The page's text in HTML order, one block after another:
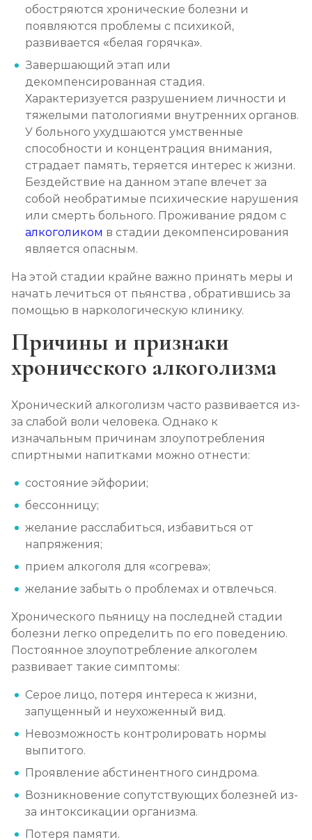
Лечение алкоголизма в стационаре (сутки)
Лечение пивного алкоголизма
от 2 500 ₽ Записаться
Лечение винного алкоголизма
от 2 500 ₽ Записаться
Лечение подросткового алкоголизма
Записаться
Социализация алкоголиков
обостряются хронические болезни и
появляются проблемы с психикой,
развивается «белая горячка».
Завершающий этап или
декомпенсированная стадия.
Характеризуется разрушением личности и
тяжелыми патологиями внутренних органов.
У больного ухудшаются умственные
способности и концентрация внимания,
страдает память, теряется интерес к жизни.
Бездействие на данном этапе влечет за
собой необратимые психические нарушения
или смерть больного. Проживание рядом с
алкоголиком в стадии декомпенсирования
является опасным.
На этой стадии крайне важно принять меры и
начать лечиться от пьянства , обратившись за
помощью в наркологическую клинику.
Причины и признаки
хронического алкоголизма
Хронический алкоголизм часто развивается из-
за слабой воли человека. Однако к
изначальным причинам злоупотребления
спиртными напитками можно отнести:
состояние эйфории;
бессонницу;
желание расслабиться, избавиться от
напряжения;
прием алкоголя для «согрева»;
желание забыть о проблемах и отвлечься.
Хронического пьяницу на последней стадии
болезни легко определить по его поведению.
Постоянное злоупотребление алкоголем
развивает такие симптомы:
Серое лицо, потеря интереса к жизни,
запущенный и неухоженный вид.
Невозможность контролировать нормы
выпитого.
Проявление абстинентного синдрома.
Возникновение сопутствующих болезней из-
за интоксикации организма.
Потеря памяти.